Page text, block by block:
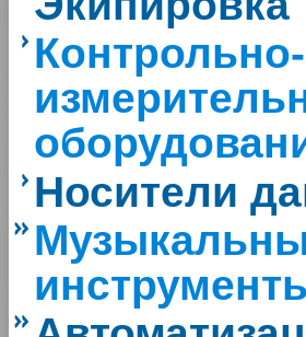
Контрольно-
Носители